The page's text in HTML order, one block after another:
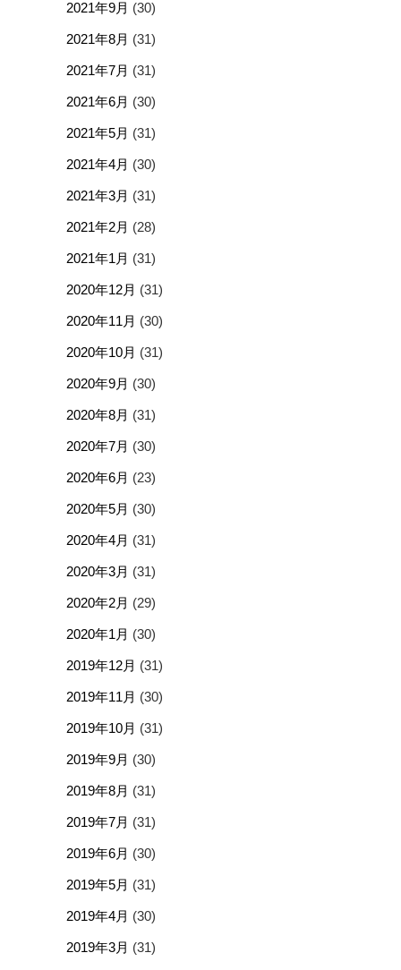
2021年9月 (30)
2021年8月 (31)
2021年7月 (31)
2021年6月 (30)
2021年5月 (31)
2021年4月 (30)
2021年3月 (31)
2021年2月 (28)
2021年1月 (31)
2020年12月 (31)
2020年11月 (30)
2020年10月 (31)
2020年9月 (30)
2020年8月 (31)
2020年7月 (30)
2020年6月 (23)
2020年5月 (30)
2020年4月 (31)
2020年3月 (31)
2020年2月 (29)
2020年1月 (30)
2019年12月 (31)
2019年11月 (30)
2019年10月 (31)
2019年9月 (30)
2019年8月 (31)
2019年7月 (31)
2019年6月 (30)
2019年5月 (31)
2019年4月 (30)
2019年3月 (31)